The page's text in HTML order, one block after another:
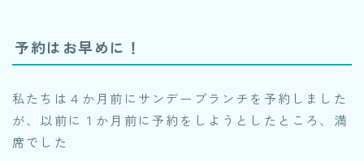
予約はお早めに！
私たちは４か月前にサンデーブランチを予約しました
が、以前に１か月前に予約をしようとしたところ、満
席でした